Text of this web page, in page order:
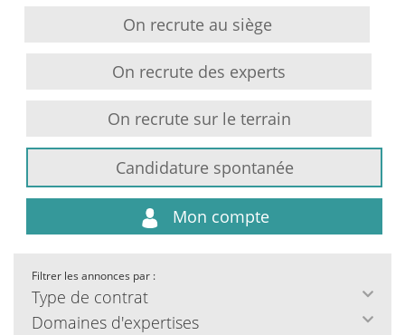
On recrute au siège
On recrute des experts
On recrute sur le terrain
Candidature spontanée
Mon compte
Filtrer les annonces par :
Type de contrat
Domaines d'expertises